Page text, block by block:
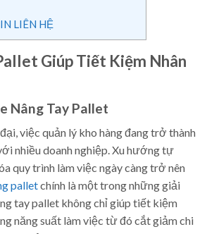
LIÊN HỆ
Giúp Tiết Kiệm Nhân
Nâng Tay Pallet
việc quản lý kho hàng đang trở thành
nhiều doanh nghiệp. Xu hướng tự
quy trình làm việc ngày càng trở nên
palletchính là một trong những giải
tay pallet không chỉ giúp tiết kiệm
năng suất làm việc từ đó cắt giảm chi